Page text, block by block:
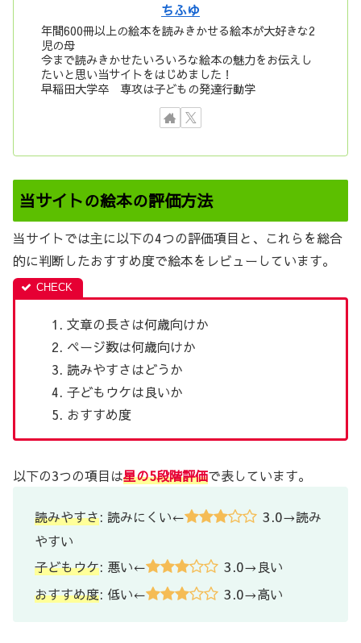
ちふゆ
年間600冊以上の絵本を読みきかせる絵本が大好きな2
児の母
今まで読みきかせたいろいろな絵本の魅力をお伝えし
たいと思い当サイトをはじめました！
早稲田大学卒 専攻は子どもの発達行動学
当サイトの絵本の評価方法
当サイトでは主に以下の4つの評価項目と、これらを総合
的に判断したおすすめ度で絵本をレビューしています。
文章の長さは何歳向けか
ページ数は何歳向けか
読みやすさはどうか
子どもウケは良いか
おすすめ度
以下の3つの項目は星の5段階評価で表しています。
読みやすさ: 読みにくい← 3.0→読み
やすい
子どもウケ: 悪い← 3.0→良い
おすすめ度: 低い← 3.0→高い